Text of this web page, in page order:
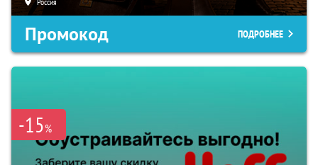
Промокод ПОДРОБНЕЕ
-15%